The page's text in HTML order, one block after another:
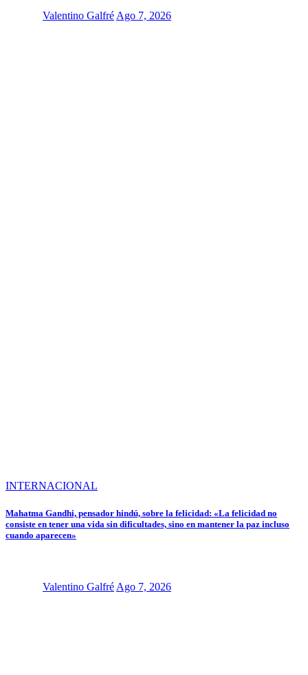
Valentino Galfré Ago 7, 2026
INTERNACIONAL
Mahatma Gandhi, pensador hindú, sobre la felicidad: «La felicidad no
consiste en tener una vida sin dificultades, sino en mantener la paz incluso
cuando aparecen»
Valentino Galfré Ago 7, 2026